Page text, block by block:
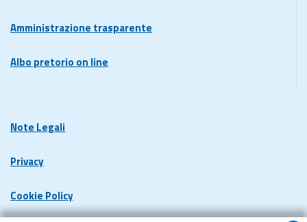
Amministrazione trasparente
Albo pretorio on line
Note Legali
Privacy
Cookie Policy